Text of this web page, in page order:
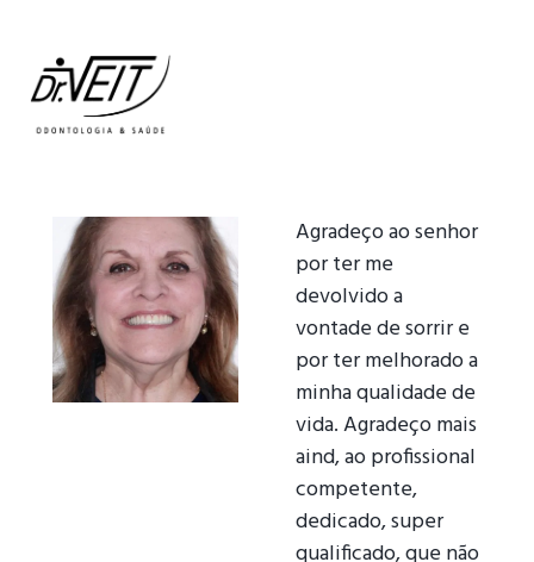
Agradeço ao senhor
por ter me
devolvido a
vontade de sorrir e
por ter melhorado a
minha qualidade de
vida. Agradeço mais
aind, ao profissional
competente,
dedicado, super
qualificado, que não